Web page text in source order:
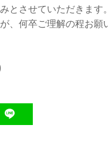
とさせていただきます。
、何卒ご理解の程お願